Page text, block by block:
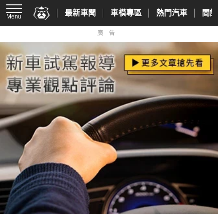
Menu 最新車聞 車模專區 熱門汽車 間
廣告